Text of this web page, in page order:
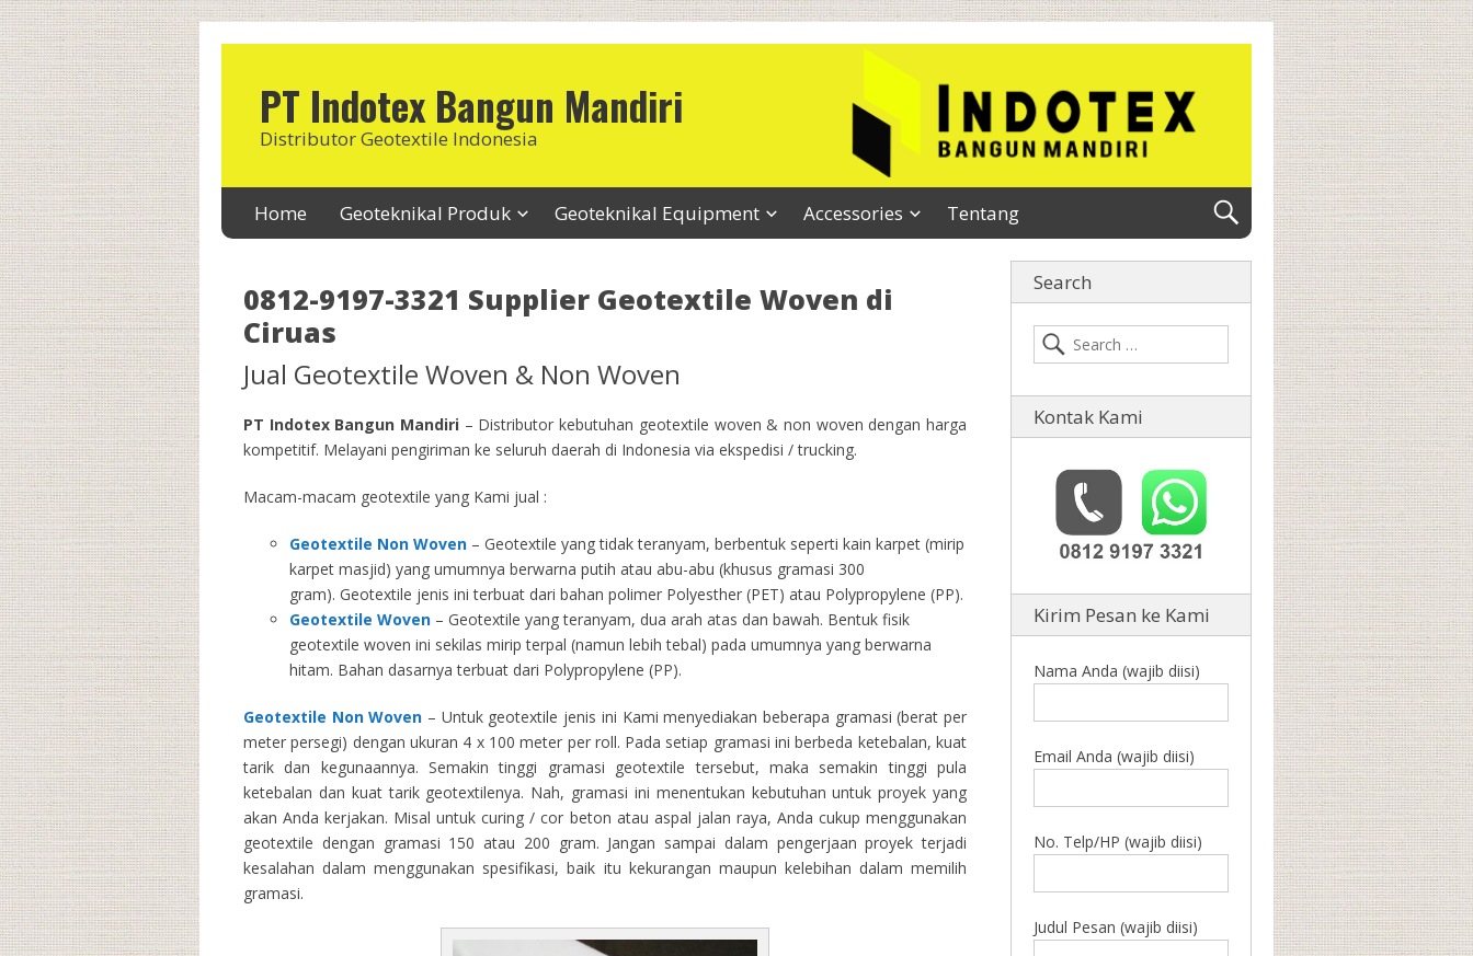
PT Indotex Bangun Mandiri
Distributor Geotextile Indonesia
Home Geoteknikal Produk Geoteknikal Equipment Accessories Tentang
0812-9197-3321 Supplier Geotextile Woven di
Ciruas
Jual Geotextile Woven & Non Woven
PT Indotex Bangun Mandiri – Distributor kebutuhan geotextile woven & non woven dengan harga
kompetitif. Melayani pengiriman ke seluruh daerah di Indonesia via ekspedisi / trucking.
Macam-macam geotextile yang Kami jual :
Geotextile Non Woven – Geotextile yang tidak teranyam, berbentuk seperti kain karpet (mirip
karpet masjid) yang umumnya berwarna putih atau abu-abu (khusus gramasi 300
gram). Geotextile jenis ini terbuat dari bahan polimer Polyesther (PET) atau Polypropylene (PP).
Geotextile Woven – Geotextile yang teranyam, dua arah atas dan bawah. Bentuk fisik
geotextile woven ini sekilas mirip terpal (namun lebih tebal) pada umumnya yang berwarna
hitam. Bahan dasarnya terbuat dari Polypropylene (PP).
Geotextile Non Woven – Untuk geotextile jenis ini Kami menyediakan beberapa gramasi (berat per
meter persegi) dengan ukuran 4 x 100 meter per roll. Pada setiap gramasi ini berbeda ketebalan, kuat
tarik dan kegunaannya. Semakin tinggi gramasi geotextile tersebut, maka semakin tinggi pula
ketebalan dan kuat tarik geotextilenya. Nah, gramasi ini menentukan kebutuhan untuk proyek yang
akan Anda kerjakan. Misal untuk curing / cor beton atau aspal jalan raya, Anda cukup menggunakan
geotextile dengan gramasi 150 atau 200 gram. Jangan sampai dalam pengerjaan proyek terjadi
kesalahan dalam menggunakan spesifikasi, baik itu kekurangan maupun kelebihan dalam memilih
gramasi.
Search
Kontak Kami
Kirim Pesan ke Kami
Nama Anda (wajib diisi)
Email Anda (wajib diisi)
No. Telp/HP (wajib diisi)
Judul Pesan (wajib diisi)